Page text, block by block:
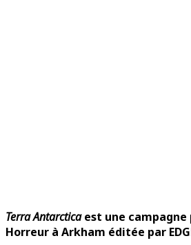
Terra Antarcticaest une campagne
Horreur à Arkham éditée par